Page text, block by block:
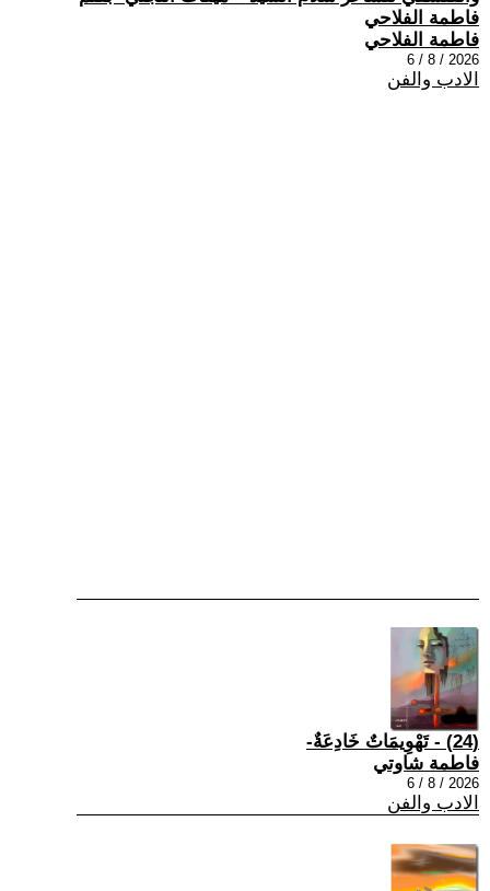
فاطمة الفلاحي
فاطمة الفلاحي
2026 / 8 / 6
الادب والفن
(24) - تَهْوِيمَاتٌ خَادِعَةٌ-
فاطمة شاوتي
2026 / 8 / 6
الادب والفن